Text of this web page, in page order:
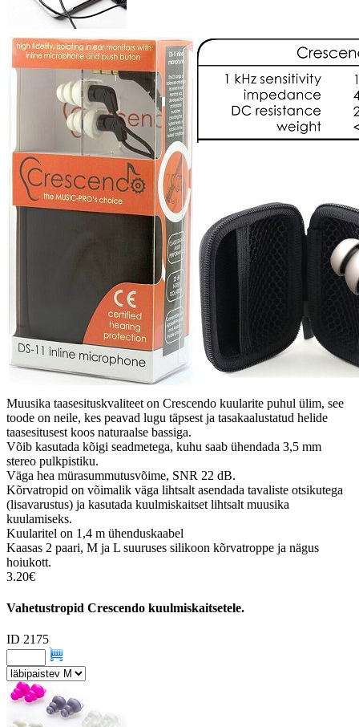
Muusika taasesituskvaliteet on Crescendo kuularite puhul ülim, see
toode on neile, kes peavad lugu täpsest ja tasakaalustatud helide
taasesitusest koos naturaalse bassiga.
Võib kasutada kõigi seadmetega, kuhu saab ühendada 3,5 mm
stereo pulkpistiku.
Väga hea mürasummutusvõime, SNR 22 dB.
Kõrvatropid on võimalik väga lihtsalt asendada tavaliste otsikutega
(lisavarustus) ja kasutada kuulmiskaitset lihtsalt muusika
kuulamiseks.
Kuularitel on 1,4 m ühenduskaabel
Kaasas 2 paari, M ja L suuruses silikoon kõrvatroppe ja nägus
hoiukott.
3.20€
Vahetustropid Crescendo kuulmiskaitsetele.
ID 2175